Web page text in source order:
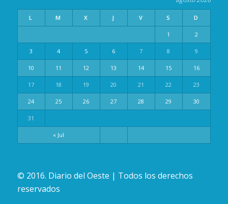
L M X J V S D
« Jul
1 2
3 4 5 6 7 8 9
10 11 12 13 14 15 16
17 18 19 20 21 22 23
24 25 26 27 28 29 30
31
© 2016. Diario del Oeste | Todos los derechos
reservados